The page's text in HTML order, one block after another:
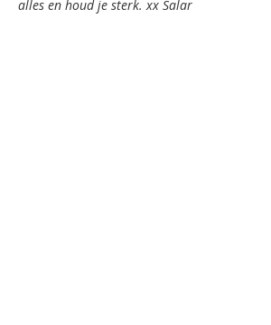
alles en houd je sterk. xx Salar